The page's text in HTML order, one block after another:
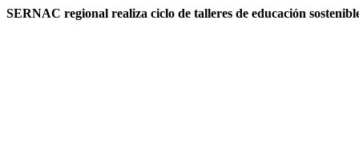
SERNAC regional realiza ciclo de talleres de educación